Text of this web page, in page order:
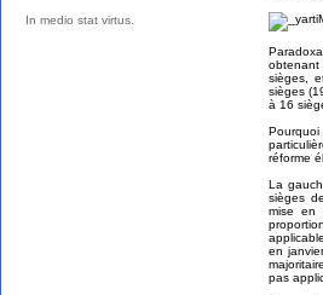
In medio stat virtus.
obtenant
sièges,
sièges
à 16
réforme
La
sièges
mise en
en
pas